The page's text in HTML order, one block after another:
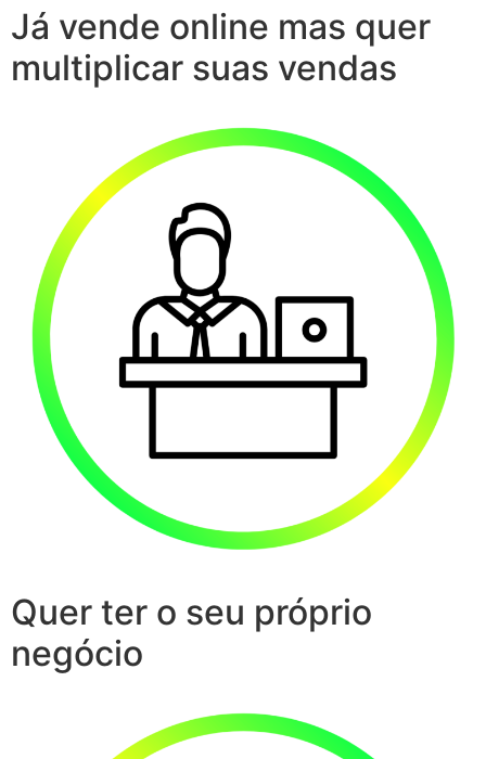
Já vende online mas quer
multiplicar suas vendas
Quer ter o seu próprio
negócio